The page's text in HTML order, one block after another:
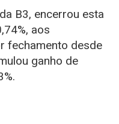
B3, encerrou esta
aos
fechamento desde
ganho de